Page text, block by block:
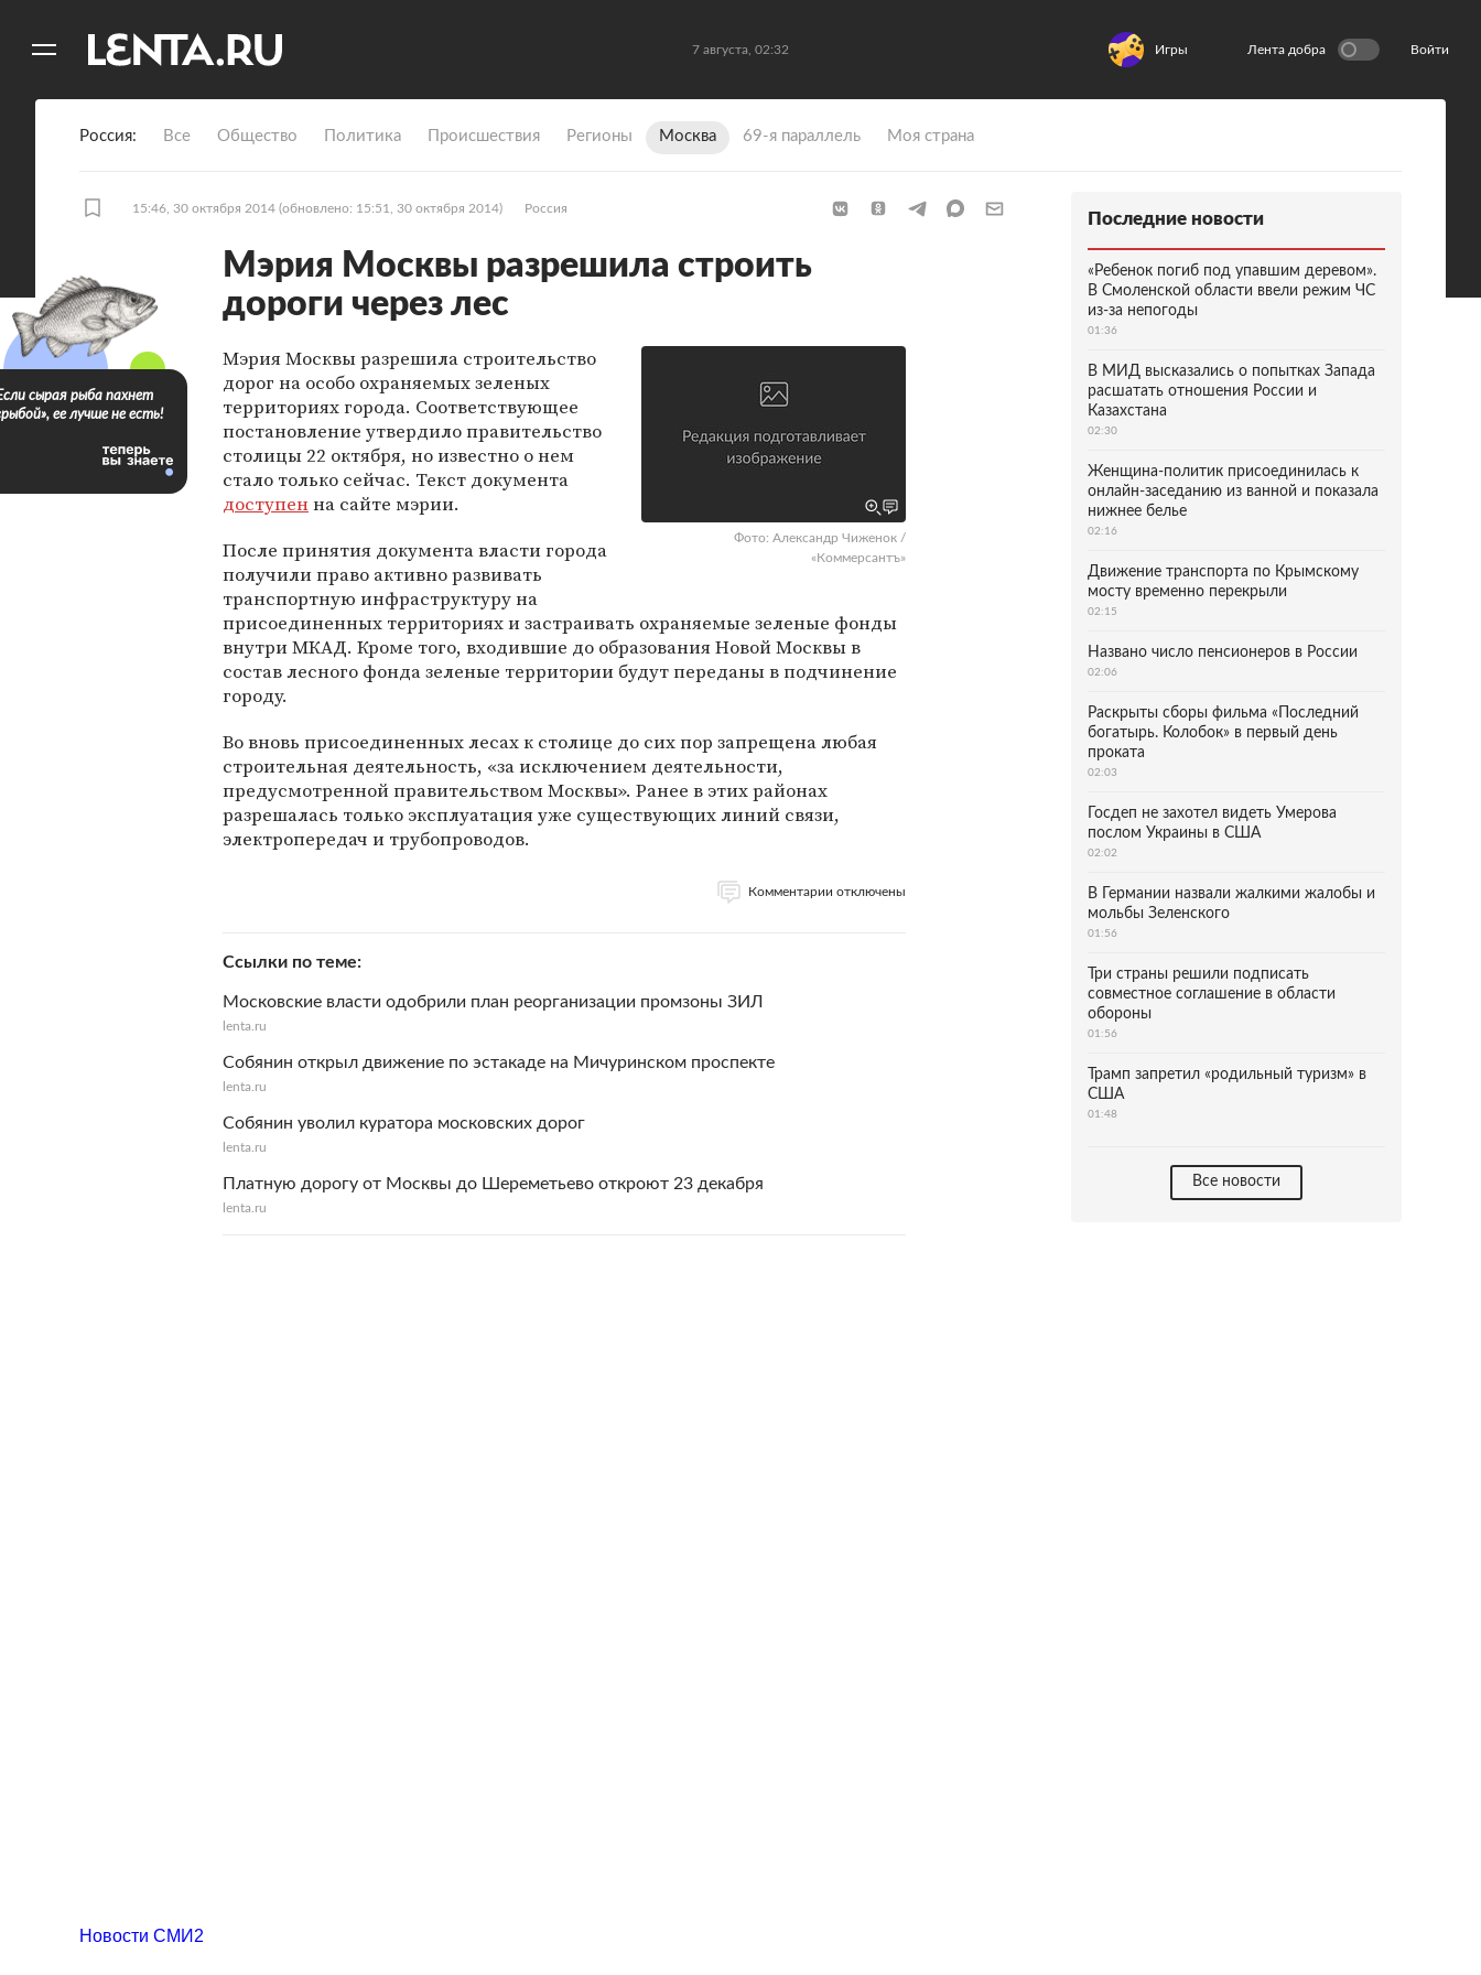
7 августа, 02:32 Игры Лента добра Войти
Россия Все Общество Политика Происшествия Регионы Москва 69-я параллель Моя страна
15:46, 30 октября 2014 (обновлено: 15:51, 30 октября 2014) Россия
Мэрия Москвы разрешила строить
дороги через лес
Фото: Александр Чиженок /
«Коммерсантъ»
Мэрия Москвы разрешила строительство
дорог на особо охраняемых зеленых
территориях города. Соответствующее
постановление утвердило правительство
столицы 22 октября, но известно о нем
стало только сейчас. Текст документа
доступенна сайте мэрии.
После принятия документа власти города
получили право активно развивать
транспортную инфраструктуру на
присоединенных территориях и застраивать охраняемые зеленые фонды
внутри МКАД. Кроме того, входившие до образования Новой Москвы в
состав лесного фонда зеленые территории будут переданы в подчинение
городу.
Во вновь присоединенных лесах к столице до сих пор запрещена любая
строительная деятельность, «за исключением деятельности,
предусмотренной правительством Москвы». Ранее в этих районах
разрешалась только эксплуатация уже существующих линий связи,
электропередач и трубопроводов.
Комментарии отключены
Ссылки по теме
Московские власти одобрили план реорганизации промзоны ЗИЛ
lenta.ru
Собянин открыл движение по эстакаде на Мичуринском проспекте
lenta.ru
Собянин уволил куратора московских дорог
lenta.ru
Платную дорогу от Москвы до Шереметьево откроют 23 декабря
lenta.ru
сырая рыба пахнет
ее лучше не есть!
Последние новости
«Ребенок погиб под упавшим деревом».
В Смоленской области ввели режим ЧС
из-за непогоды
01:36
В МИД высказались о попытках Запада
расшатать отношения России и
Казахстана
02:30
Женщина-политик присоединилась к
онлайн-заседанию из ванной и показала
нижнее белье
02:16
Движение транспорта по Крымскому
мосту временно перекрыли
02:15
Названо число пенсионеров в России
02:06
Раскрыты сборы фильма «Последний
богатырь. Колобок» в первый день
проката
02:03
Госдеп не захотел видеть Умерова
послом Украины в США
02:02
В Германии назвали жалкими жалобы и
мольбы Зеленского
01:56
Три страны решили подписать
совместное соглашение в области
обороны
01:56
Трамп запретил «родильный туризм» в
США
01:48
Все новости
Новости СМИ2